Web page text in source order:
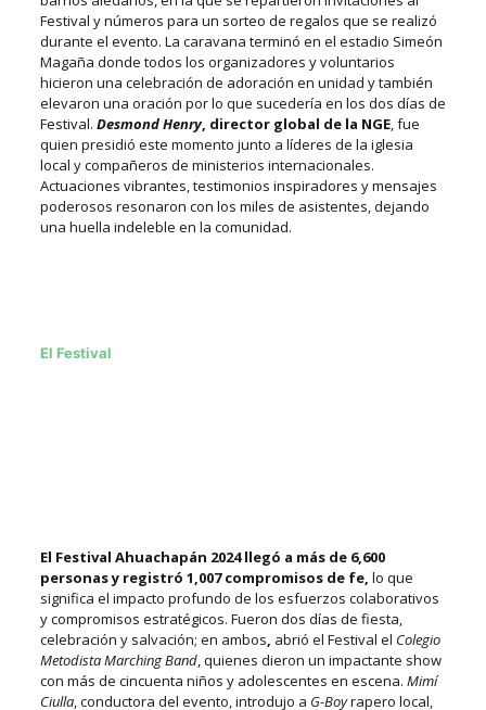
Festival y números para un sorteo de regalos que se realizó
durante el evento. La caravana terminó en el estadio Simeón
Magaña donde todos los organizadores y voluntarios
hicieron una celebración de adoración en unidad y también
elevaron una oración por lo que sucedería en los dos días de
Festival. Desmond Henry, director global de la NGE, fue
quien presidió este momento junto a líderes de la iglesia
local y compañeros de ministerios internacionales.
Actuaciones vibrantes, testimonios inspiradores y mensajes
poderosos resonaron con los miles de asistentes, dejando
una huella indeleble en la comunidad.
El Festival
El Festival Ahuachapán 2024 llegó a más de 6,600
personas y registró 1,007 compromisos de fe, lo que
significa el impacto profundo de los esfuerzos colaborativos
y compromisos estratégicos. Fueron dos días de fiesta,
celebración y salvación; en ambos, abrió el Festival el Colegio
Metodista Marching Band, quienes dieron un impactante show
con más de cincuenta niños y adolescentes en escena. Mimí
Ciulla, conductora del evento, introdujo a G-Boyrapero local,